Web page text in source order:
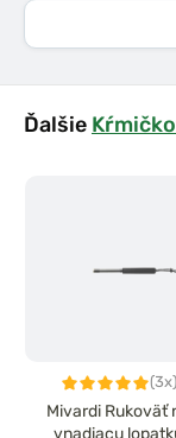
Ďalšie
(3x)
Mivardi Rukoväť